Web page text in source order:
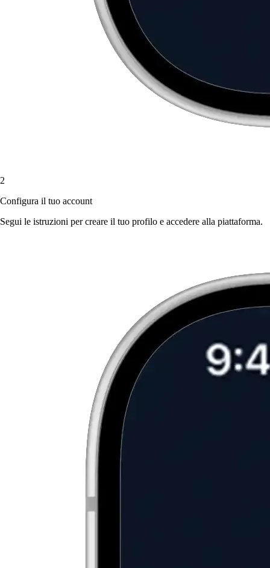
2
Configura il tuo account
Segui le istruzioni per creare il tuo profilo e accedere alla piattaforma.